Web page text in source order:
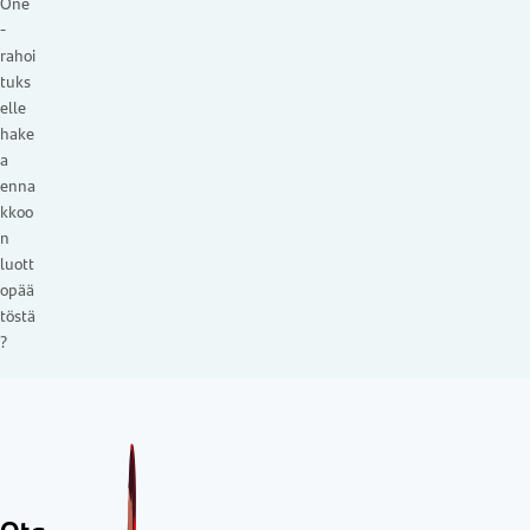
-
rahoi
tuks
elle
hake
a
enna
kkoo
n
luott
opää
töstä
?